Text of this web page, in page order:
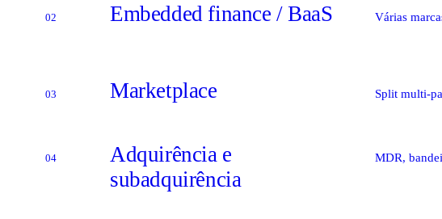
02 Embedded finance / BaaS Várias
03 Marketplace Split multi-
04
Adquirência e
subadquirência
MDR,